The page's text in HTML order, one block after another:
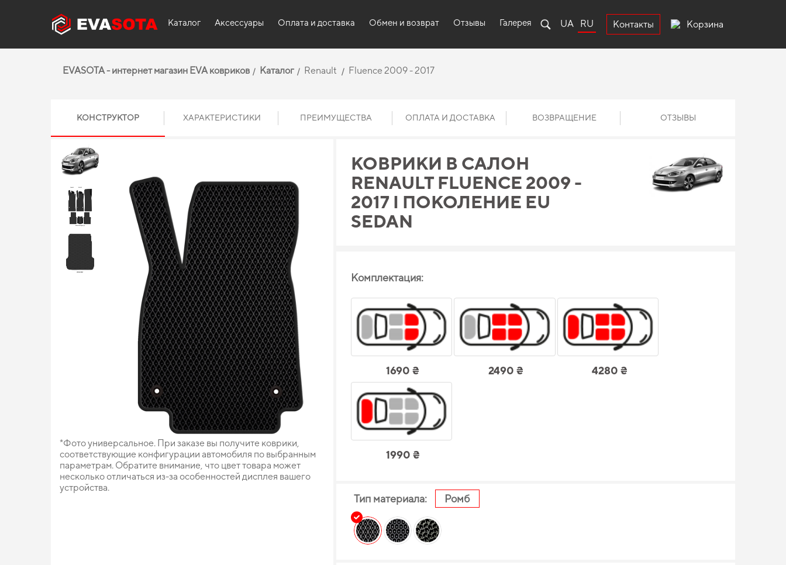
Каталог Аксессуары Оплата и доставка Обмен и возврат Отзывы Галерея UA RU Контакты Корзина
EVASOTA - интернет магазин EVA ковриков Каталог Renault Fluence 2009 - 2017
КОНСТРУКТОР ХАРАКТЕРИСТИКИ ПРЕИМУЩЕСТВА ОПЛАТА И ДОСТАВКА ВОЗВРАЩЕНИЕ ОТЗЫВЫ
*Фото универсальное. При заказе вы получите коврики,
соответствующие конфигурации автомобиля по выбранным
параметрам. Обратите внимание, что цвет товара может
несколько отличаться из-за особенностей дисплея вашего
устройства.
КОВРИКИ В САЛОН
RENAULT FLUENCE 2009 -
2017 I ПОКОЛЕНИЕ EU
SEDAN
Комплектация:
1690 ₴ 2490 ₴ 4280 ₴
1990 ₴
Тип материала: Ромб